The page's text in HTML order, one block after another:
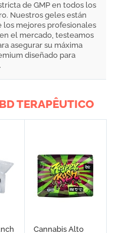
de GMP en todos los
Nuestros geles están
los mejores profesionales
el mercado, testeamos
asegurar su máxima
diseñado para
TERAPÊUTICO
Cannabis Alto